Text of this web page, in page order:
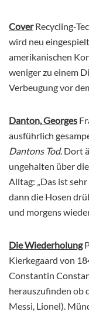
CoverRecycling-
wird neu
amerikanischen
weniger zu einem
Verbeugung vor
Danton, Georges
ausführlich
Dantons Tod. Dort
ungehalten über
Alltag: „Das ist
dann die Hosen
und morgens
Die Wiederholung
Kierkegaard von
Constantin
herauszufinden ob
Messi, Lionel).